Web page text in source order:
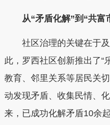
从“矛盾化解”到“共富
社区治理的关键在于及
此，罗西社区创新推出了“
教育、邻里关系等居民关
动发现矛盾、收集民情、
来，已成功化解矛盾10余